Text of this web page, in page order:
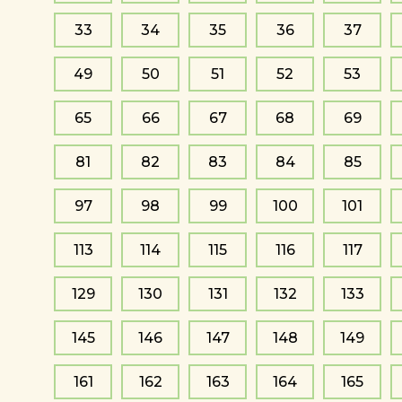
33 34 35 36 37
49 50 51 52 53
65 66 67 68 69
81 82 83 84 85
97 98 99 100 101
113 114 115 116 117
129 130 131 132 133
145 146 147 148 149
161 162 163 164 165